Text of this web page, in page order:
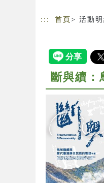
::: 首頁 > 活動明
斷與續：